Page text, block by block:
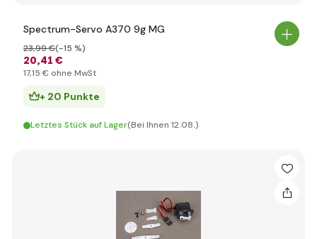
Spectrum-Servo A370 9g MG
20,41 €
23,99 €(-15 %)
17,15 € ohne MwSt
+ 20 Punkte
Letztes Stück auf Lager(Bei Ihnen 12.08.)